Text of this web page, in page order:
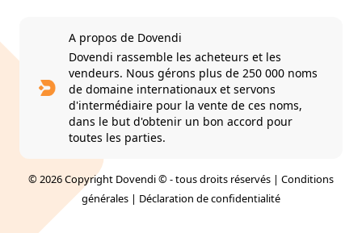
A propos de Dovendi
Dovendi rassemble les acheteurs et les
vendeurs. Nous gérons plus de 250 000 noms
de domaine internationaux et servons
d'intermédiaire pour la vente de ces noms,
dans le but d'obtenir un bon accord pour
toutes les parties.
© 2026 Copyright Dovendi © - tous droits réservés | Conditions
générales | Déclaration de confidentialité